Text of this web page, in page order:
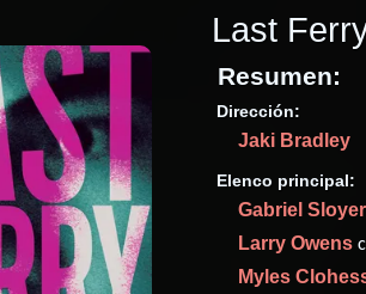
Last
Resumen:
Dirección:
Jaki Bradley
Elenco principal:
Gabriel Sloyer
Larry Owens
Myles